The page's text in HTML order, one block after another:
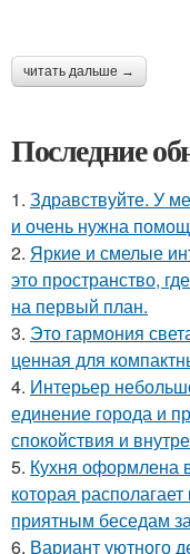
читать дальше →
Последние
1. Здравствуйте. У
и очень нужна
2. Яркие и смелые
это пространство,
на первый план.
3. Это гармония
ценная для
4. Интерьер
единение города и
спокойствия и
5. Кухня оформлена
которая
приятным беседам
6. Вариант уютного